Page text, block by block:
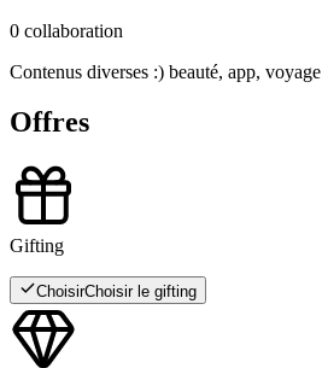
0 collaboration
Contenus diverses :) beauté, app, voyage
Offres
Gifting
ChoisirChoisir le gifting